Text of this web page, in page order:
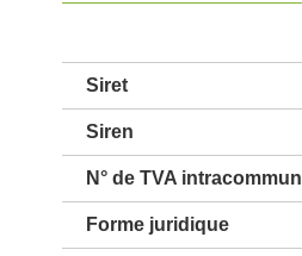
Siret
Siren
N° de TVA
Forme juridique